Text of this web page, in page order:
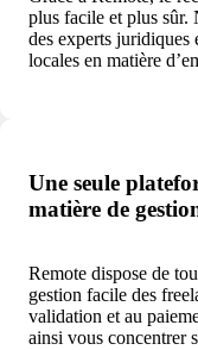
plus facile et plus sûr.
des experts juridiques
locales en matière
Une seule
matière de
Remote dispose de
gestion facile des
validation et au
ainsi vous concentrer